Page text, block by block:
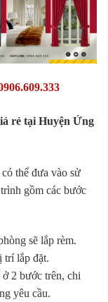
rẻ tại Huyện Ứng
thể đưa vào sử
gồm các bước
sẽ lắp rèm.
trí lắp đặt.
2 bước trên, chi
yêu cầu.